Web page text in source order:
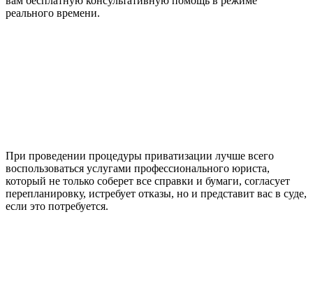
реального времени.
При проведении процедуры приватизации лучше всего
воспользоваться услугами профессионального юриста,
который не только соберет все справки и бумаги, согласует
перепланировку, истребует отказы, но и представит вас в суде,
если это потребуется.